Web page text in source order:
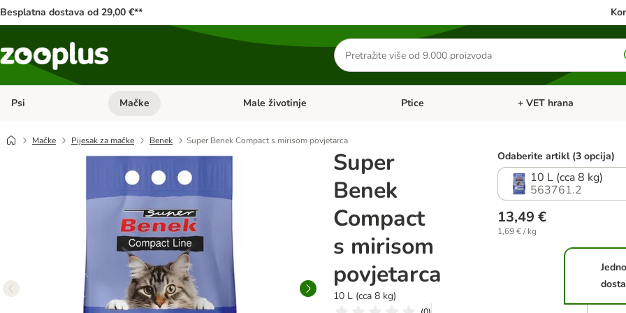
Besplatna dostava od 29,00 €**
Traži
proizvode
Psi Pregled kategorija: Psi
Mačke Pregled kategorija: Mačke
Male životinje Pregled kategorija: Male životinje
Ptice Pregled kategorija: Ptice
+ VET hrana
Mačke Pijesak za mačke Benek Super Benek Compact s mirisom povjetarca
Super
Benek
Compact
s mirisom
povjetarca
10 L (cca 8 kg)
Odaberite artikl (3 opcija)
10 L (cca 8 kg)
563761.2
13,49 €
1,69 € / kg